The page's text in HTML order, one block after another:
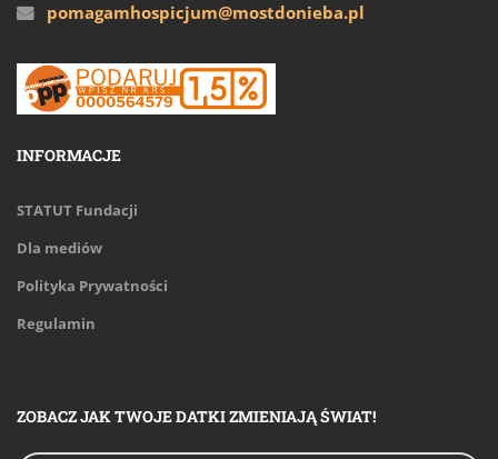
pomagamhospicjum@mostdonieba.pl
INFORMACJE
STATUT Fundacji
Dla mediów
Polityka Prywatności
Regulamin
ZOBACZ JAK TWOJE DATKI ZMIENIAJĄ ŚWIAT!